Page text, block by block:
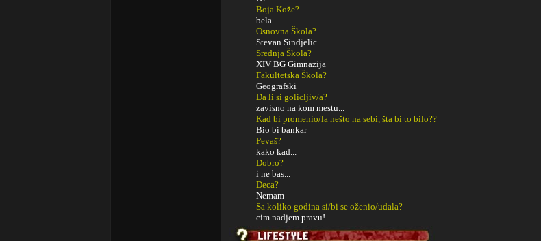
Boja Kože?
bela
Osnovna Škola?
Stevan Sindjelic
Srednja Škola?
XIV BG Gimnazija
Fakultetska Škola?
Geografski
Da li si golicljiv/a?
zavisno na kom mestu...
Kad bi promenio/la nešto na sebi, šta bi to bilo??
Bio bi bankar
Pevaš?
kako kad...
Dobro?
i ne bas...
Deca?
Nemam
Sa koliko godina si/bi se oženio/udala?
cim nadjem pravu!